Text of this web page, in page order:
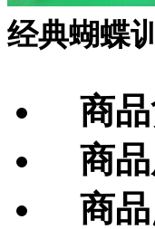
经典蝴蝶
商品
商品
商品